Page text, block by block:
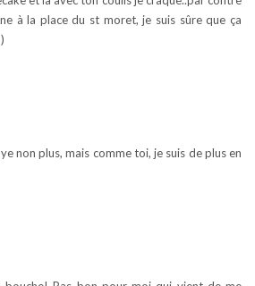
à la place du st moret, je suis sûre que ça
non plus, mais comme toi, je suis de plus en